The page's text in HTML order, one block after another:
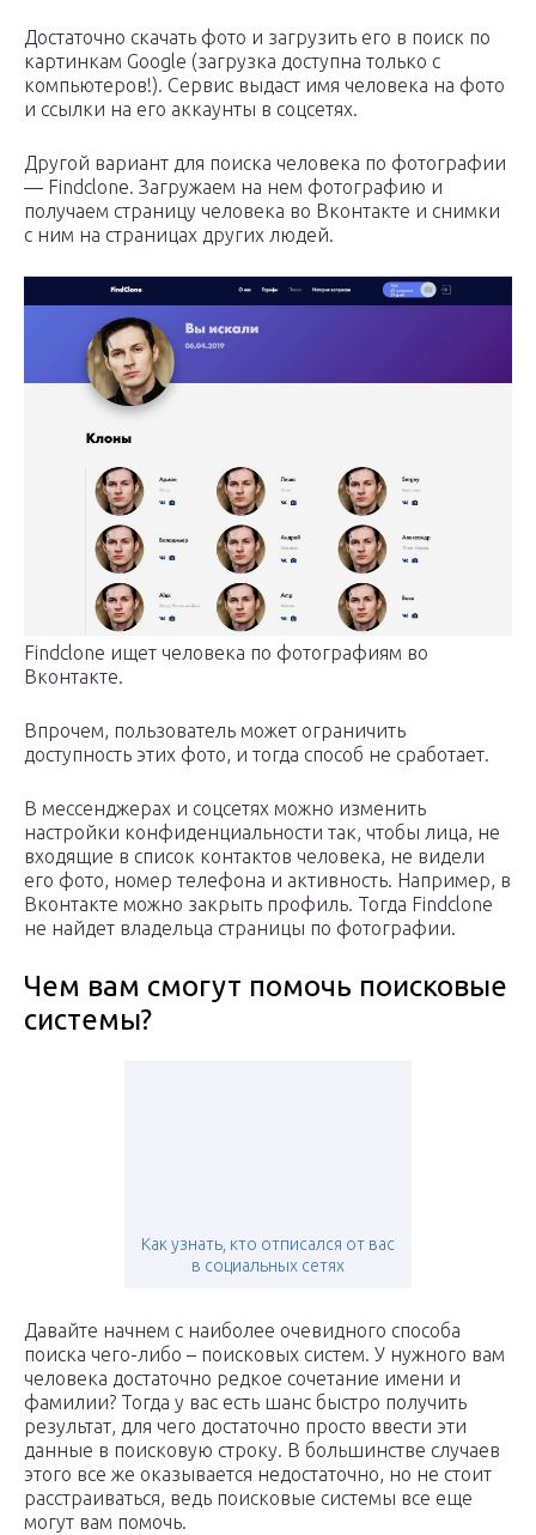
Достаточно скачать фото и загрузить его в поиск по
картинкам Google (загрузка доступна только с
компьютеров!). Сервис выдаст имя человека на фото
и ссылки на его аккаунты в соцсетях.
Другой вариант для поиска человека по фотографии
— Findclone. Загружаем на нем фотографию и
получаем страницу человека во Вконтакте и снимки
с ним на страницах других людей.
Findclone ищет человека по фотографиям во
Вконтакте.
Впрочем, пользователь может ограничить
доступность этих фото, и тогда способ не сработает.
В мессенджерах и соцсетях можно изменить
настройки конфиденциальности так, чтобы лица, не
входящие в список контактов человека, не видели
его фото, номер телефона и активность. Например, в
Вконтакте можно закрыть профиль. Тогда Findclone
не найдет владельца страницы по фотографии.
Чем вам смогут помочь поисковые
системы?
Как узнать, кто отписался от вас
в социальных сетях
Давайте начнем с наиболее очевидного способа
поиска чего-либо – поисковых систем. У нужного вам
человека достаточно редкое сочетание имени и
фамилии? Тогда у вас есть шанс быстро получить
результат, для чего достаточно просто ввести эти
данные в поисковую строку. В большинстве случаев
этого все же оказывается недостаточно, но не стоит
расстраиваться, ведь поисковые системы все еще
могут вам помочь.